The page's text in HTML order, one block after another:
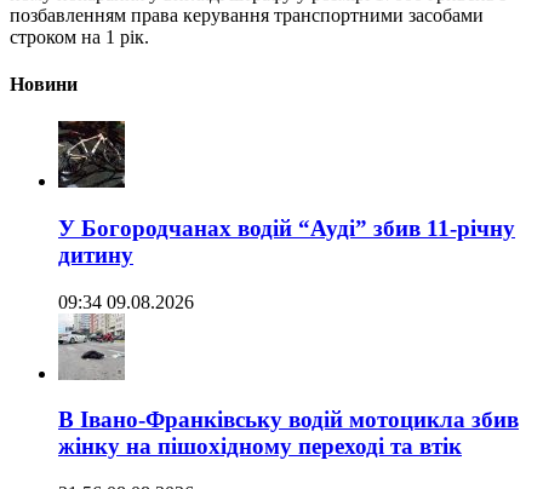
позбавленням права керування транспортними засобами
строком на 1 рік.
Новини
У Богородчанах водій “Ауді” збив 11-річну
дитину
09:34 09.08.2026
В Івано-Франківську водій мотоцикла збив
жінку на пішохідному переході та втік